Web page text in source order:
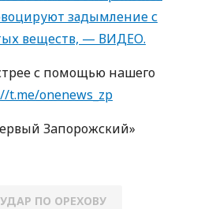
задымление с
веществ, — ВИДЕО.
с пoмoщью нaшегo
t.me/onenews_zp
Зaпoрoжский»
ПО ОРЕХОВУ